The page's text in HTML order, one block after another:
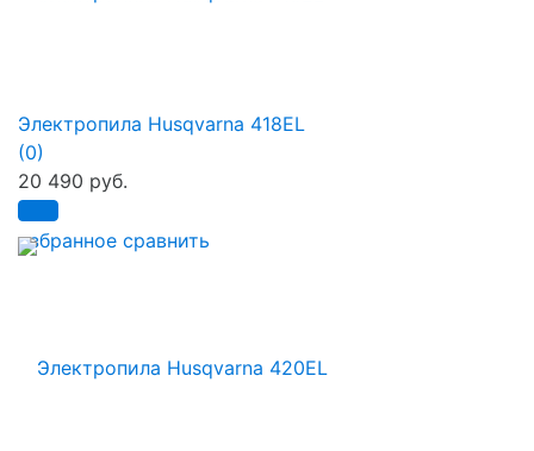
избранное сравнить
Электропила Husqvarna 418EL
(0)
20 490 руб.